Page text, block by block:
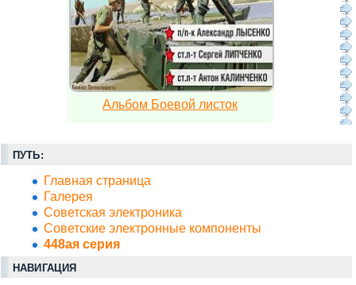
Альбом Боевой листок
ПУТЬ:
Главная страница
Галерея
Советская электроника
Советские электронные компоненты
448ая серия
НАВИГАЦИЯ